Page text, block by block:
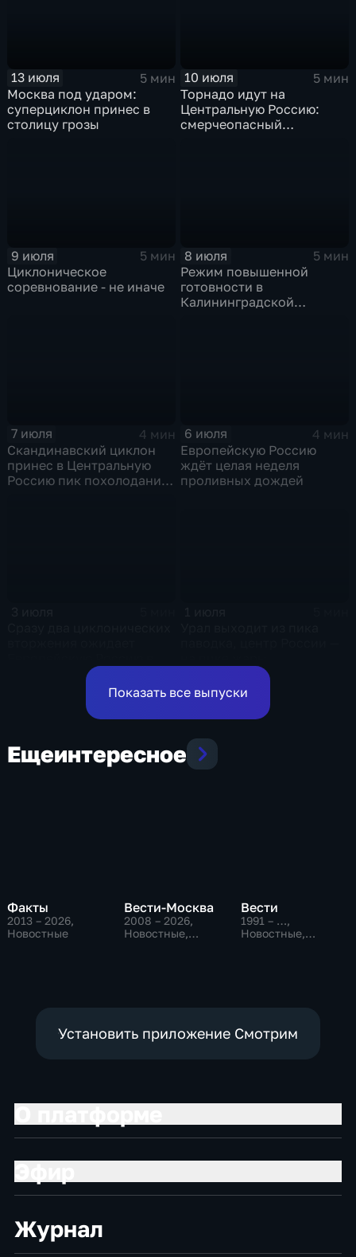
13 июля
5 мин
Москва под ударом:
суперциклон принес в
столицу грозы
10 июля
5 мин
Торнадо идут на
Центральную Россию:
смерчеопасный
9 июля
5 мин
Циклоническое
соревнование - не иначе
8 июля
5 мин
Режим повышенной
готовности в
Калининградской
7 июля
4 мин
Скандинавский циклон
принес в Центральную
Россию пик похолодания
6 июля
4 мин
Европейскую Россию
ждёт целая неделя
проливных дождей
оставшиеся дни недели
Показать все выпуски
Ещеинтересное
Факты
2013 – 2026,
Новостные
Вести-Москва
2008 – 2026,
Новостные,
Вести
1991 – …,
Новостные,
Установить приложение Смотрим
Журнал